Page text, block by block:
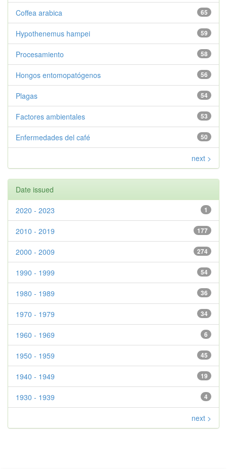
65
Coffea arabica
59
Hypothenemus hampei
58
Procesamiento
56
Hongos entomopatógenos
54
Plagas
53
Factores ambientales
50
Enfermedades del café
next >
Date issued
1
2020 - 2023
177
2010 - 2019
274
2000 - 2009
54
1990 - 1999
36
1980 - 1989
34
1970 - 1979
6
1960 - 1969
45
1950 - 1959
19
1940 - 1949
4
1930 - 1939
next >